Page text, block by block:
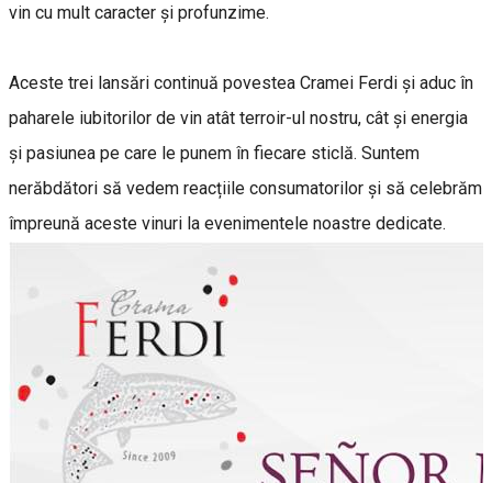
vin cu mult caracter și profunzime.
Aceste trei lansări continuă povestea Cramei Ferdi și aduc în
paharele iubitorilor de vin atât terroir-ul nostru, cât și energia
și pasiunea pe care le punem în fiecare sticlă. Suntem
nerăbdători să vedem reacțiile consumatorilor și să celebrăm
împreună aceste vinuri la evenimentele noastre dedicate.